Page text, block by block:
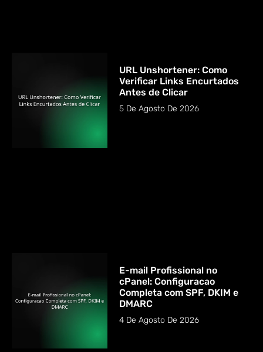
URL Unshortener: Como
Verificar Links Encurtados
Antes de Clicar
5 De Agosto De 2026
E-mail Profissional no
cPanel: Configuracao
Completa com SPF, DKIM e
DMARC
4 De Agosto De 2026